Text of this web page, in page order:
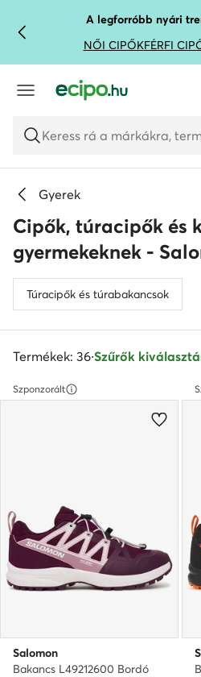
UGRÁS A FŐ TARTALOMRA
UGRÁS A KERESÉSHEZ
A legforróbb nyári
NŐI CIPŐKFÉRFI
Keress rá a márkákra,
Gyerek
Cipők, túracipők és
gyermekeknek -
Túracipők és túrabakancsok
Termékek: 36·Szűrők
Szponzorált
Salomon
Bakancs L49212600 Bordó